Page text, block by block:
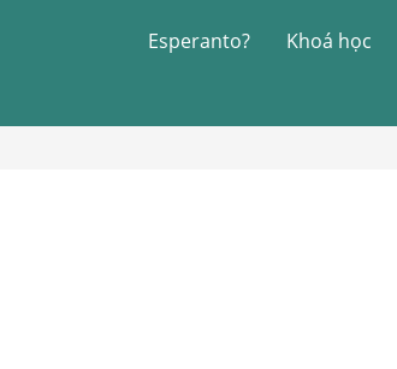
Esperanto? Khoá học